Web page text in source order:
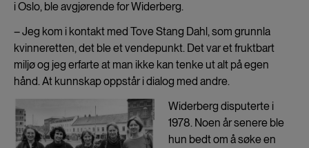
i Oslo, ble avgjørende for Widerberg.
– Jeg kom i kontakt med Tove Stang Dahl, som grunnla
kvinneretten, det ble et vendepunkt. Det var et fruktbart
miljø og jeg erfarte at man ikke kan tenke ut alt på egen
hånd. At kunnskap oppstår i dialog med andre.
Widerberg disputerte i
1978. Noen år senere ble
hun bedt om å søke en